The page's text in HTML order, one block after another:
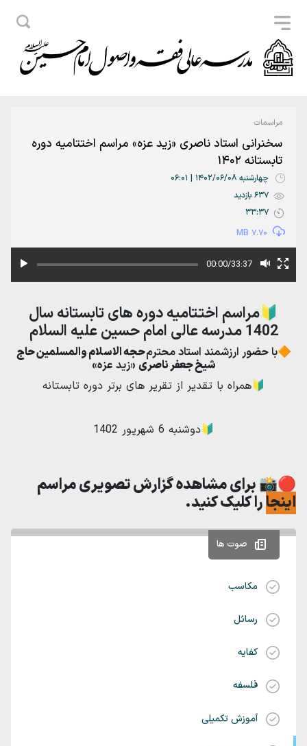
صوت ها
مکاسب
رسائل
کفایه
فلسفه
آموزش تکمیلی
مراسمات
سخنرانی استاد ناصری «زید عزه» مراسم اختتامیه دوره
تابستانه 1402
چهارشنبه 1402/06/08 | 06:01
637 بازدید
33:37
7.70 MB
00:00/33:37
🔰مراسم اختتامیه دوره های تابستانه سال
1402 مدرسه عالی امام حسین علیه السلام
🔶با حضور ارزشمند استاد محترمحجه الاسلام والمسلمین حاج
شیخ جعفر ناصری «زید عزه»
🔰همراه با تقدیر از تقریر های برتر دوره تابستانه
🔰دوشنبه 6 شهریور 1402
🔴📸 برای مشاهده گزارش تصویری مراسم
اینجارا کلیک کنید.